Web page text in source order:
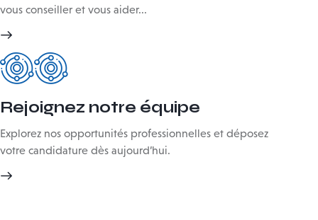
vous conseiller et vous aider...
Rejoignez notre équipe
Explorez nos opportunités professionnelles et déposez
votre candidature dès aujourd’hui.